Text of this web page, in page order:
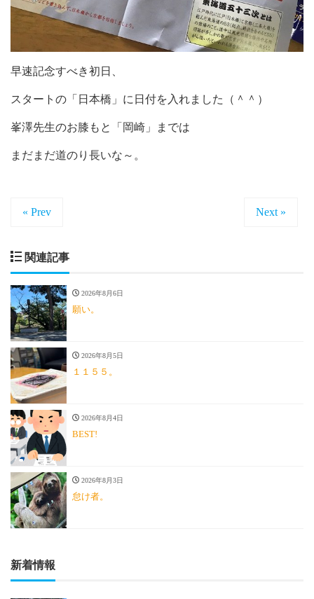
早速記念すべき初日、
スタートの「日本橋」に日付を入れました（＾＾）
峯澤先生のお膝もと「岡崎」までは
まだまだ道のり長いな～。
« Prev Next »
関連記事
2026年8月6日
願い。
2026年8月5日
１１５５。
2026年8月4日
BEST!
2026年8月3日
怠け者。
新着情報